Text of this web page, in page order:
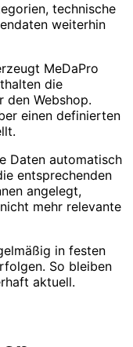
technische
weiterhin
MeDaPro
die
den Webshop.
einen definierten
Daten automatisch
entsprechenden
angelegt,
mehr relevante
in festen
So bleiben
aktuell.